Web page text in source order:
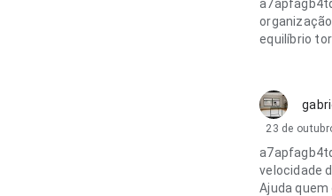
equilíbrio
23 de
velocidade
Ajuda